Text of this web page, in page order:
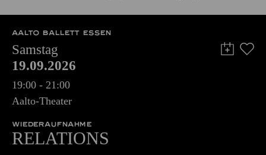
AALTO BALLETT ESSEN
Samstag
19.09.2026
19:00 - 21:00
Aalto-Theater
WIEDERAUFNAHME
RELATIONS